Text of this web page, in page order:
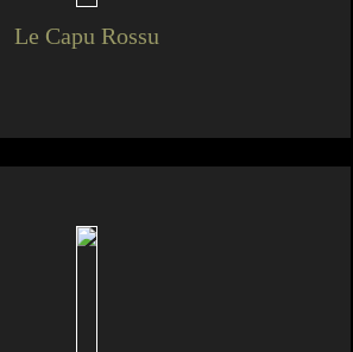
Le Capu Rossu